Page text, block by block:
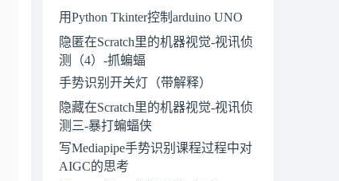
用Python Tkinter控制arduino UNO
隐匿在Scratch里的机器视觉-视讯侦
测（4）-抓蝙蝠
手势识别开关灯（带解释）
隐藏在Scratch里的机器视觉-视讯侦
测三-暴打蝙蝠侠
写Mediapipe手势识别课程过程中对
AIGC的思考